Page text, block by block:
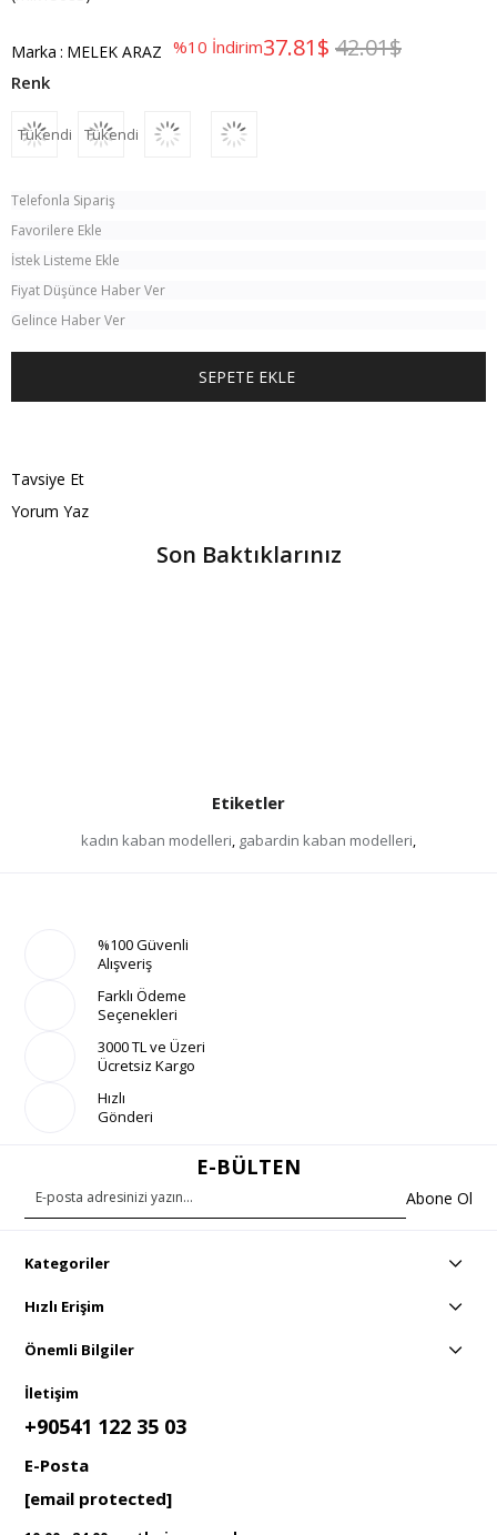
Marka : MELEK ARAZ %10 İndirim 42.01$
37.81$
Tükendi Tükendi
Telefonla Sipariş
Favorilere Ekle
İstek Listeme Ekle
Fiyat Düşünce Haber Ver
Gelince Haber Ver
Tavsiye Et
Yorum Yaz
Son Baktıklarınız
Etiketler
kadın kaban modelleri, gabardin kaban modelleri,
%100 Güvenli
Alışveriş
Farklı Ödeme
Seçenekleri
3000 TL ve Üzeri
Ücretsiz Kargo
Hızlı
Gönderi
E-BÜLTEN
Abone Ol
Kategoriler
Hızlı Erişim
Önemli Bilgiler
İletişim
+90541 122 35 03
E-Posta
[email protected]